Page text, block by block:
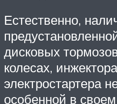
Естественно,
дисковых
колесах,
электростартера
особенной в